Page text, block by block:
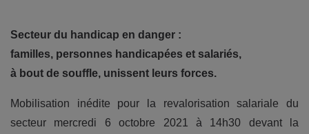
Secteur du handicap en danger :
familles, personnes handicapées et salariés,
à bout de souffle, unissent leurs forces.
Mobilisation inédite pour la revalorisation salariale du
secteur mercredi 6 octobre 2021 à 14h30 devant la